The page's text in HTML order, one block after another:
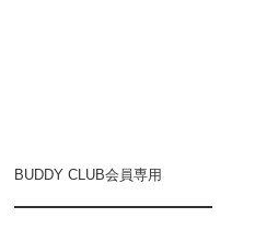
BUDDY CLUB会員専用